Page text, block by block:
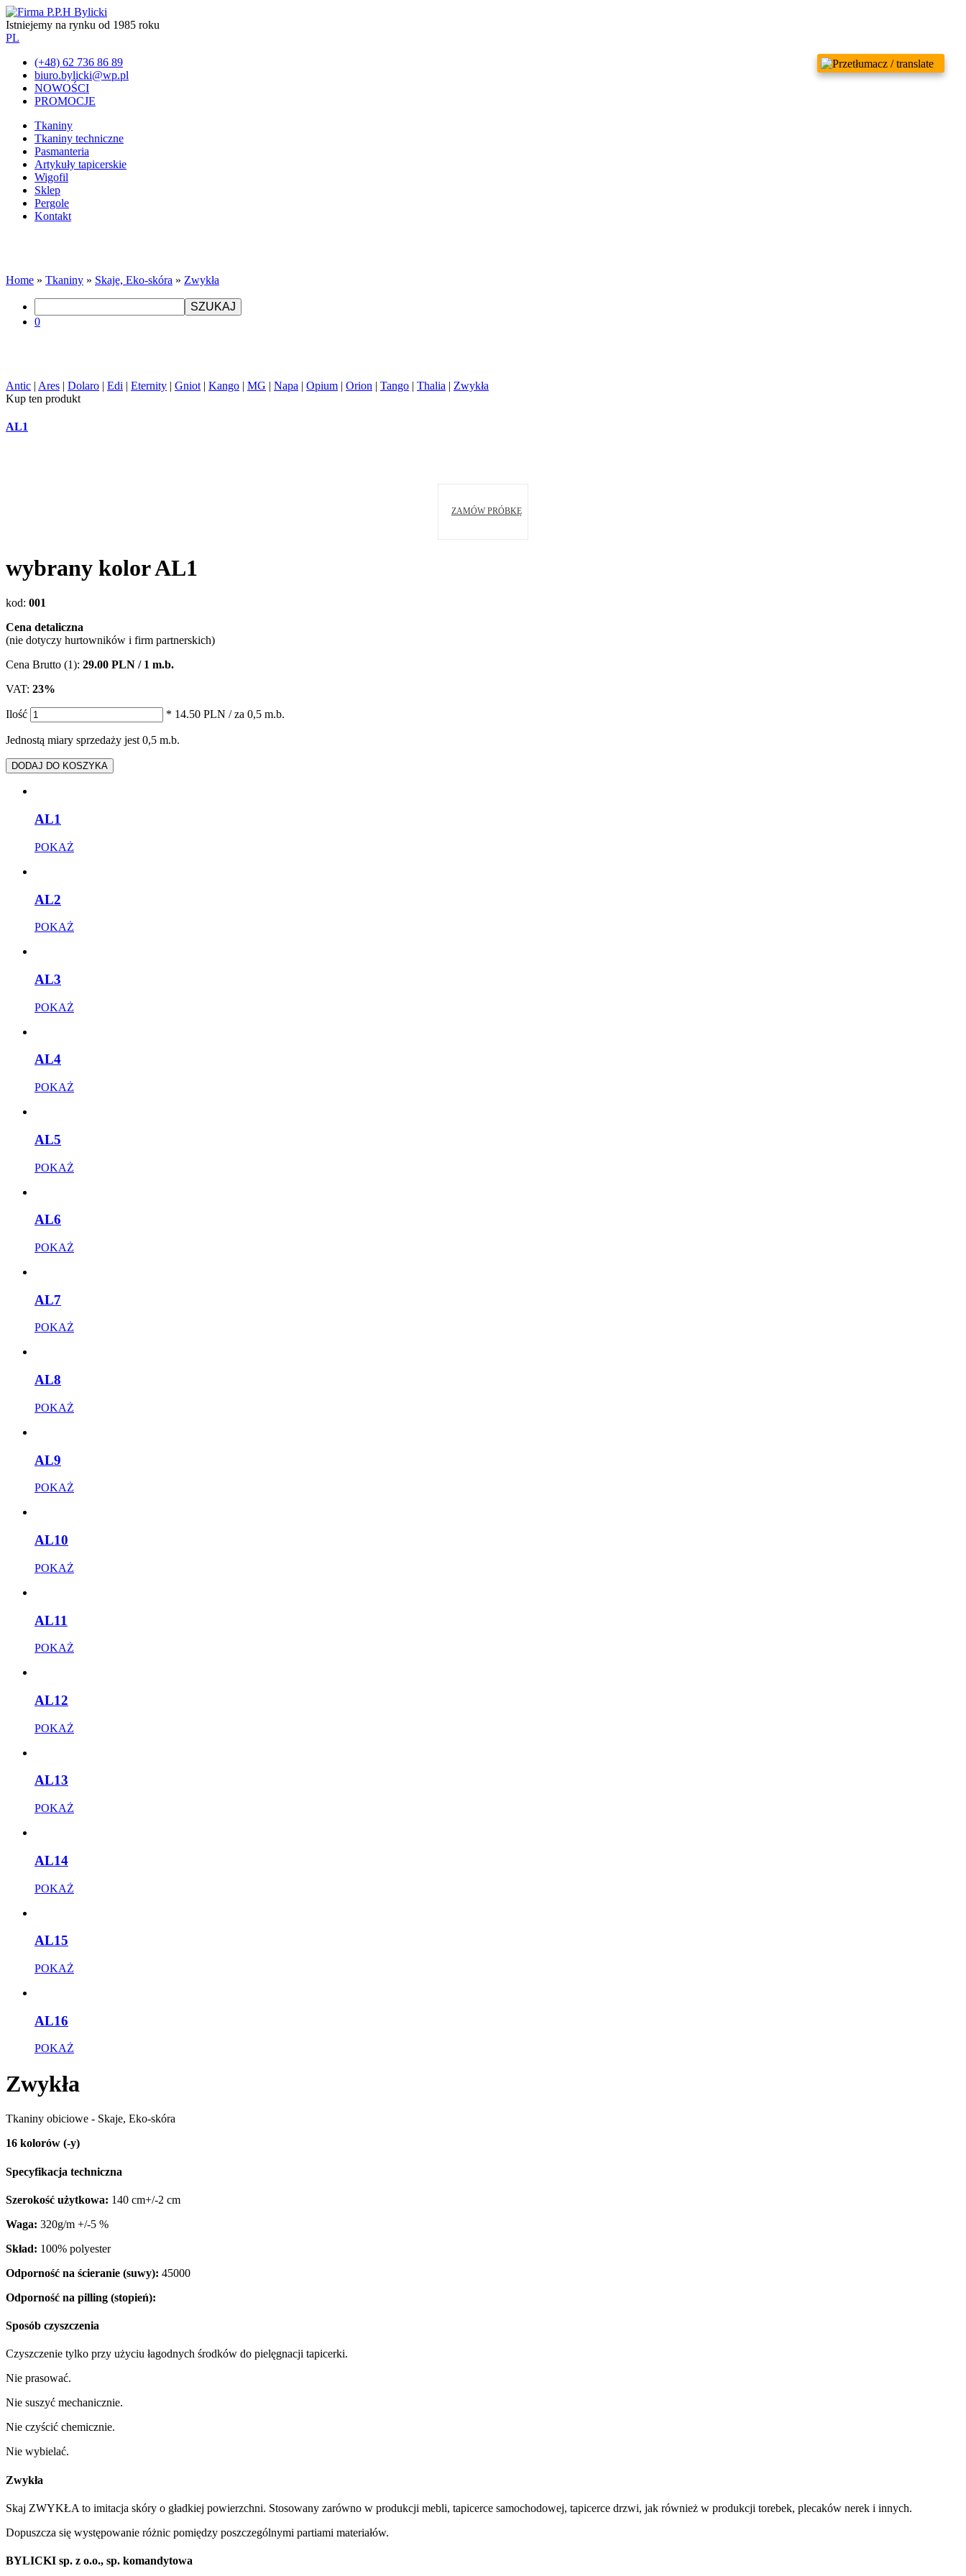
Istniejemy na rynku od 1985 roku
PL
(+48) 62 736 86 89
biuro.bylicki@wp.pl
NOWOŚCI
PROMOCJE
Tkaniny
Tkaniny techniczne
Pasmanteria
Artykuły tapicerskie
Wigofil
Sklep
Pergole
Kontakt
Home » Tkaniny » Skaje, Eko-skóra » Zwykła
SZUKAJ
0
Antic | Ares | Dolaro | Edi | Eternity | Gniot | Kango | MG | Napa | Opium | Orion | Tango | Thalia | Zwykła
Kup ten produkt
AL1
ZAMÓW PRÓBKĘ
wybrany kolorAL1
kod: 001
Cena detaliczna
(nie dotyczy hurtowników i firm partnerskich)
Cena Brutto (1): 29.00 PLN / 1 m.b.
VAT: 23%
Ilość * 14.50 PLN / za 0,5 m.b.
Jednostą miary sprzedaży jest 0,5 m.b.
DODAJ DO KOSZYKA
AL1
POKAŻ
AL2
POKAŻ
AL3
POKAŻ
AL4
POKAŻ
AL5
POKAŻ
AL6
POKAŻ
AL7
POKAŻ
AL8
POKAŻ
AL9
POKAŻ
AL10
POKAŻ
AL11
POKAŻ
AL12
POKAŻ
AL13
POKAŻ
AL14
POKAŻ
AL15
POKAŻ
AL16
POKAŻ
Zwykła
Tkaniny obiciowe - Skaje, Eko-skóra
16 kolorów (-y)
Specyfikacja techniczna
Szerokość użytkowa: 140 cm+/-2 cm
Waga: 320g/m +/-5 %
Skład: 100% polyester
Odporność na ścieranie (suwy): 45000
Odporność na pilling (stopień):
Sposób czyszczenia
Czyszczenie tylko przy użyciu łagodnych środków do pielęgnacji tapicerki.
Nie prasować.
Nie suszyć mechanicznie.
Nie czyścić chemicznie.
Nie wybielać.
Zwykła
Skaj ZWYKŁA to imitacja skóry o gładkiej powierzchni. Stosowany zarówno w produkcji mebli, tapicerce samochodowej, tapicerce drzwi, jak również w produkcji torebek, plecaków nerek i innych.
Dopuszcza się występowanie różnic pomiędzy poszczególnymi partiami materiałów.
BYLICKI sp. z o.o., sp. komandytowa